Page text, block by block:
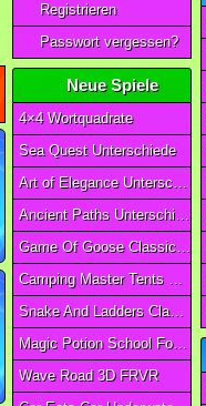
Registrieren
Passwort vergessen?
Neue Spiele
4×4 Wortquadrate
Sea Quest Unterschiede
Art of Elegance Unterschiede
Ancient Paths Unterschiede
Game Of Goose Classic Edition
Camping Master Tents & Trees
Snake And Ladders Classic
Magic Potion School For Witch
Wave Road 3D FRVR